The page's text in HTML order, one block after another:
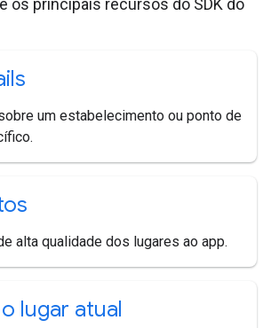
os principais recursos do SDK do
um estabelecimento ou ponto de
alta qualidade dos lugares ao app.
lugar atual